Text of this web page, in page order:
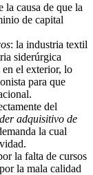
la causa de que la
de capital
: la industria textil
siderúrgica
en el exterior, lo
para que
del
adquisitivo de
la cual
la falta de cursos
la mala calidad